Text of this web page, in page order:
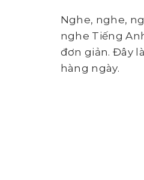
Nghe, nghe,
nghe Tiếng
đơn giản. Đây
hàng ngày.